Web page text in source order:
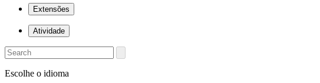
Extensões
Atividade
Escolhe o idioma